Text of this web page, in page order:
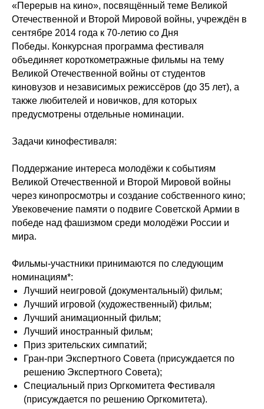
«Перерыв на кино», посвящённый теме Великой
Отечественной и Второй Мировой войны, учреждён в
сентябре 2014 года к 70-летию со Дня
Победы. Конкурсная программа фестиваля
объединяет короткометражные фильмы на тему
Великой Отечественной войны от студентов
киновузов и независимых режиссёров (до 35 лет), а
также любителей и новичков, для которых
предусмотрены отдельные номинации.
Задачи кинофестиваля:
Поддержание интереса молодёжи к событиям
Великой Отечественной и Второй Мировой войны
через кинопросмотры и создание собственного кино;
Увековечение памяти о подвиге Советской Армии в
победе над фашизмом среди молодёжи России и
мира.
Фильмы-участники принимаются по следующим
номинациям*:
Лучший неигровой (документальный) фильм;
Лучший игровой (художественный) фильм;
Лучший анимационный фильм;
Лучший иностранный фильм;
Приз зрительских симпатий;
Гран-при Экспертного Совета (присуждается по
решению Экспертного Совета);
Специальный приз Оргкомитета Фестиваля
(присуждается по решению Оргкомитета).